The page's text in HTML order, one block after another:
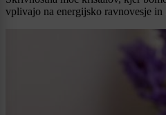
vplivajo na energijsko ravnovesje in